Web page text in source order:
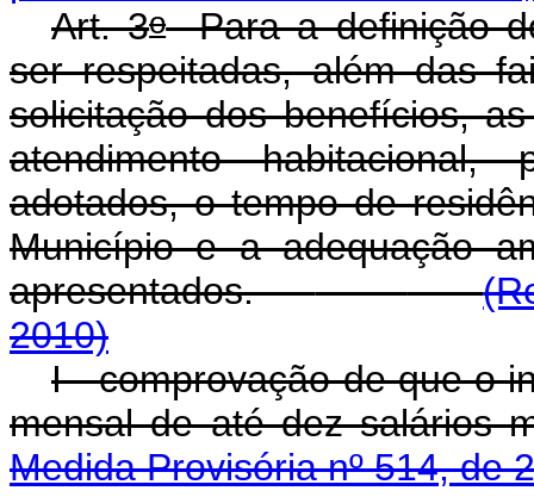
Art. 3oPara a definição
ser respeitadas, além das
solicitação dos benefícios,
atendimento
adotados, o tempo de
Município e a adequação
apresentados.
2010)
I - comprovação de que o
mensal de até dez
Medida Provisória nº 514, de